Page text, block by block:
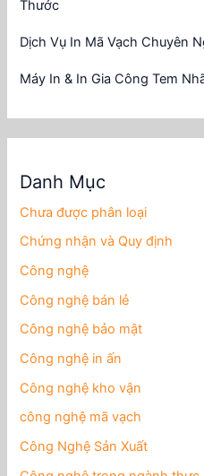
Thước
Dịch Vụ In Mã Vạch Chuyên
Máy In & In Gia Công Tem
Danh Mục
Chưa được phân loại
Chứng nhận và Quy định
Công nghệ
Công nghệ bán lẻ
Công nghệ bảo mật
Công nghệ in ấn
Công nghệ kho vận
công nghệ mã vạch
Công Nghệ Sản Xuất